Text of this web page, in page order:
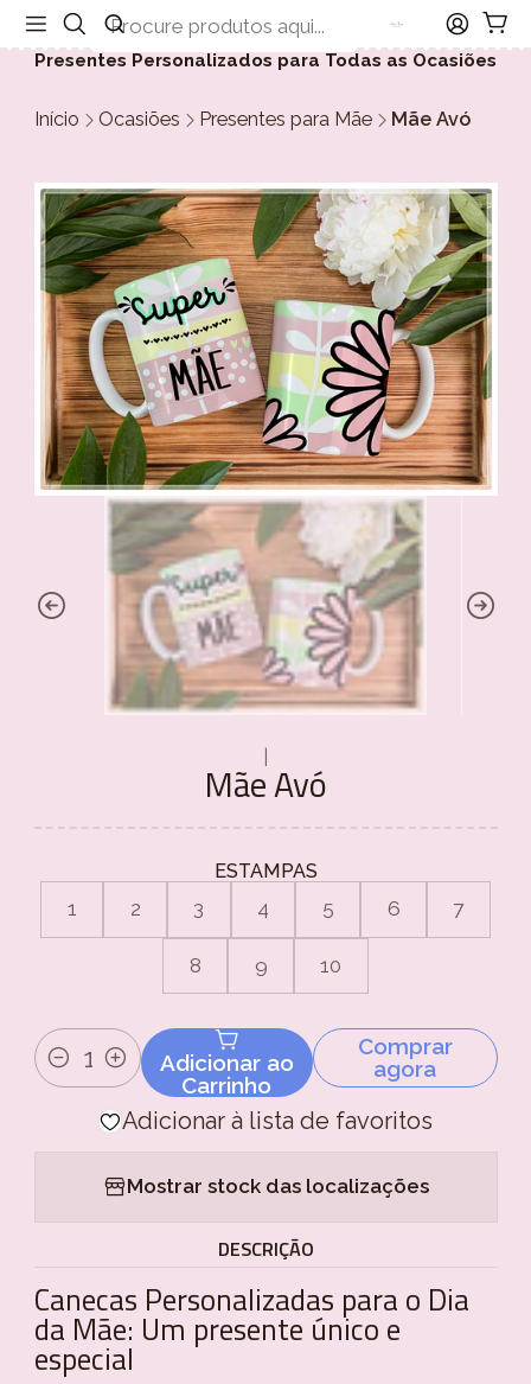
Presentes Personalizados para Todas as Ocasiões
Início Ocasiões Presentes para Mãe Mãe Avó
Mãe Avó
ESTAMPAS
1 2 3 4 5 6 7
8 9 10
Quantidade
Adicionar ao
Carrinho
Comprar
agora
Adicionar à lista de favoritos
Mostrar stock das localizações
DESCRIÇÃO
Canecas Personalizadas para o Dia
da Mãe: Um presente único e
especial